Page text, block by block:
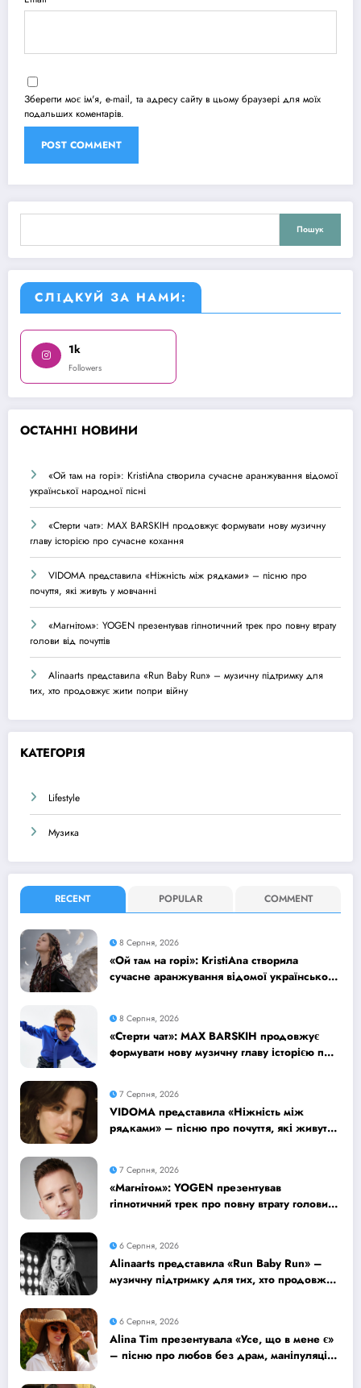
Зберегти моє ім'я, e-mail, та адресу сайту в цьому браузері для моїх
подальших коментарів.
Пошук
СЛІДКУЙ ЗА НАМИ:
1k
Followers
ОСТАННІ НОВИНИ
«Ой там на горі»: KristiAna створила сучасне аранжування відомої
української народної пісні
«Стерти чат»: MAX BARSKIH продовжує формувати нову музичну
главу історією про сучасне кохання
VIDOMA представила «Ніжність між рядками» – пісню про
почуття, які живуть у мовчанні
«Магнітом»: YOGEN презентував гіпнотичний трек про повну втрату
голови від почуттів
Alinaarts представила «Run Baby Run» – музичну підтримку для
тих, хто продовжує жити попри війну
КАТЕГОРІЯ
Lifestyle
Музика
RECENT POPULAR COMMENT
8 Серпня, 2026
«Ой там на горі»: KristiAna створила
сучасне аранжування відомої української
8 Серпня, 2026
«Стерти чат»: MAX BARSKIH продовжує
формувати нову музичну главу історією про
7 Серпня, 2026
VIDOMA представила «Ніжність між
рядками» – пісню про почуття, які живуть
7 Серпня, 2026
«Магнітом»: YOGEN презентував
гіпнотичний трек про повну втрату голови
6 Серпня, 2026
Alinaarts представила «Run Baby Run» –
музичну підтримку для тих, хто продовжує
6 Серпня, 2026
Alina Tim презентувала «Усе, що в мене є»
– пісню про любов без драм, маніпуляцій